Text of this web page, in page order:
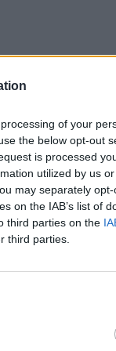
of your
the below opt-out
is processed
utilized by us
may separately
on the IAB’s list of
third parties on the
third parties.
16 con
le due
punto di
contro
E se
calcio di
a dire